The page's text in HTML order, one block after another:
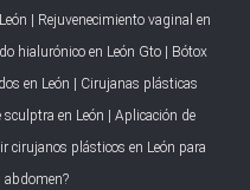
| Rejuvenecimiento vaginal en
hialurónico en León Gto| Bótox
en León | Cirujanas plásticas
en León | Aplicación de
cirujanos plásticos en León para
abdomen?